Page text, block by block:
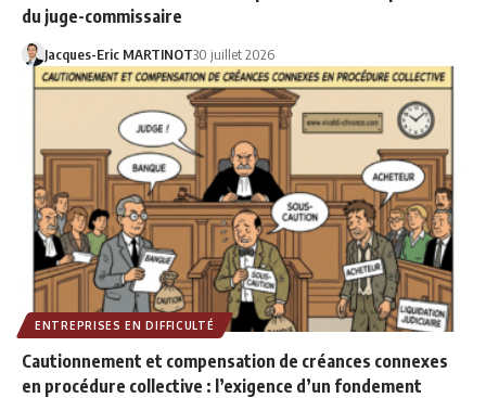
du juge-commissaire
Jacques-Eric MARTINOT30 juillet 2026
ENTREPRISES EN DIFFICULTÉ
Cautionnement et compensation de créances connexes
en procédure collective : l’exigence d’un fondement